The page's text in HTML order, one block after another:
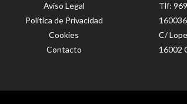
Aviso Legal
Política de Privacidad
Cookies
Contacto
Tlf:
C/
16002